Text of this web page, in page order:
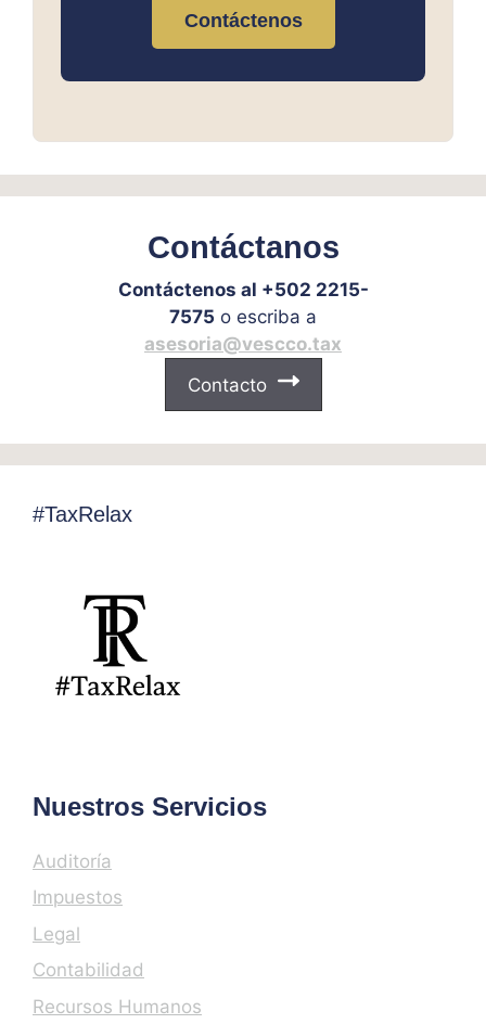
Contáctenos
Contáctanos
Contáctenos al +502 2215-
7575 o escriba a
asesoria@vescco.tax
Contacto
#TaxRelax
Nuestros Servicios
Auditoría
Impuestos
Legal
Contabilidad
Recursos Humanos